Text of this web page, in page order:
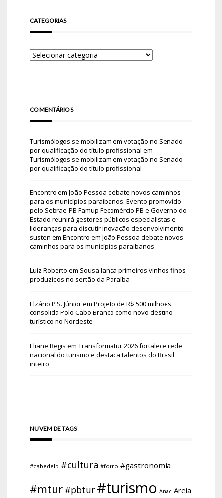
CATEGORIAS
COMENTÁRIOS
Turismólogos se mobilizam em votação no Senado
por qualificação do título profissional em
Turismólogos se mobilizam em votação no Senado
por qualificação do título profissional
Encontro em João Pessoa debate novos caminhos
para os municípios paraibanos. Evento promovido
pelo Sebrae-PB Famup Fecomércio PB e Governo do
Estado reunirá gestores públicos especialistas e
lideranças para discutir inovação desenvolvimento
susten em Encontro em João Pessoa debate novos
caminhos para os municípios paraibanos
Luiz Roberto em Sousa lança primeiros vinhos finos
produzidos no sertão da Paraíba
Elzário P.S. Júniorem Projeto de R$ 500 milhões
consolida Polo Cabo Branco como novo destino
turístico no Nordeste
Eliane Regis em Transformatur 2026 fortalece rede
nacional do turismo e destaca talentos do Brasil
inteiro
NUVEM DE TAGS
#cabedelo #cultura #forro #gastronomia
#mtur #pbtur #turismo Anac Areia